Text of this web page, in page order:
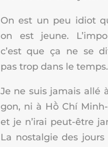
On est un peu idiot
on est jeune.
c’est que ça ne se
pas trop dans le temps.
Je ne suis jamais allé
gon, ni à Hồ Chí
et je n’i­rai peut-être
La nos­tal­gie des